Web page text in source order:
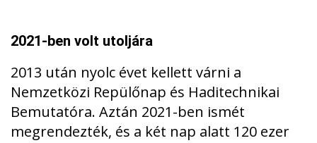
2021-ben volt utoljára
2013 után nyolc évet kellett várni a
Nemzetközi Repülőnap és Haditechnikai
Bemutatóra. Aztán 2021-ben ismét
megrendezték, és a két nap alatt 120 ezer